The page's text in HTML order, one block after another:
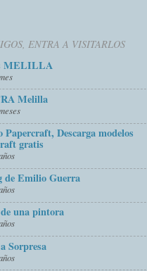
ENTRA A VISITARLOS
MELILLA
Melilla
Papercraft, Descarga modelos
gratis
de Emilio Guerra
una pintora
Sorpresa